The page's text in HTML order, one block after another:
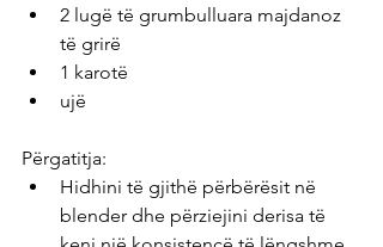
2 lugë të grumbulluara majdanoz
të grirë
1 karotë
ujë
Përgatitja:
Hidhini të gjithë përbërësit në
blender dhe përziejini derisa të